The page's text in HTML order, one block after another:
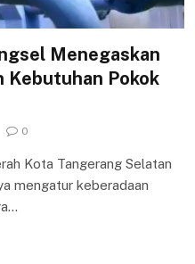
Menegaskan
Kebutuhan Pokok
0
Kota Tangerang Selatan
mengatur keberadaan